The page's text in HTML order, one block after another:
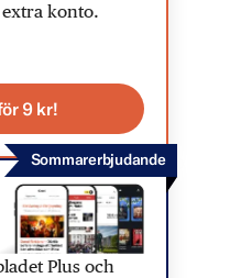
konto.
9 kr!
Sommarerbjudande
Plus och